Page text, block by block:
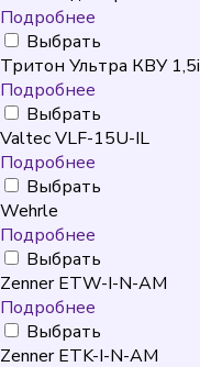
Подробнее
Выбрать
Тритон Ультра КВУ 1,5i
Подробнее
Выбрать
Valtec VLF-15U-IL
Подробнее
Выбрать
Wehrle
Подробнее
Выбрать
Zenner ETW-I-N-AM
Подробнее
Выбрать
Zenner ETK-I-N-AM